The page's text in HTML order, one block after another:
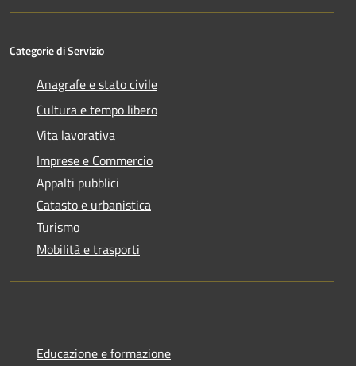
Categorie di Servizio
Anagrafe e stato civile
Cultura e tempo libero
Vita lavorativa
Imprese e Commercio
Appalti pubblici
Catasto e urbanistica
Turismo
Mobilità e trasporti
Educazione e formazione